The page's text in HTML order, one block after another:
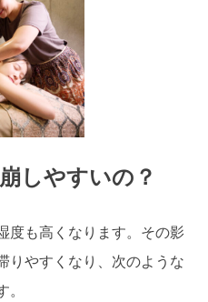
しやすいの？
度も高くなります。その影
りやすくなり、次のような